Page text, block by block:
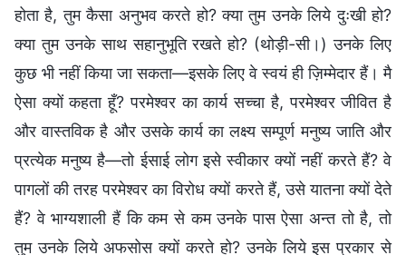
होता है, तुम कैसा अनुभव करते हो? क्या तुम उनके लिये दुःखी हो?
क्या तुम उनके साथ सहानुभूति रखते हो? (थोड़ी-सी।) उनके लिए
कुछ भी नहीं किया जा सकता—इसके लिए वे स्वयं ही ज़िम्मेदार हैं। मै
ऐसा क्यों कहता हूँ? परमेश्वर का कार्य सच्चा है, परमेश्वर जीवित है
और वास्तविक है और उसके कार्य का लक्ष्य सम्पूर्ण मनुष्य जाति और
प्रत्येक मनुष्य है—तो ईसाई लोग इसे स्वीकार क्यों नहीं करते हैं? वे
पागलों की तरह परमेश्वर का विरोध क्यों करते हैं, उसे यातना क्यों देते
हैं? वे भाग्यशाली हैं कि कम से कम उनके पास ऐसा अन्त तो है, तो
तुम उनके लिये अफसोस क्यों करते हो? उनके लिये इस प्रकार से